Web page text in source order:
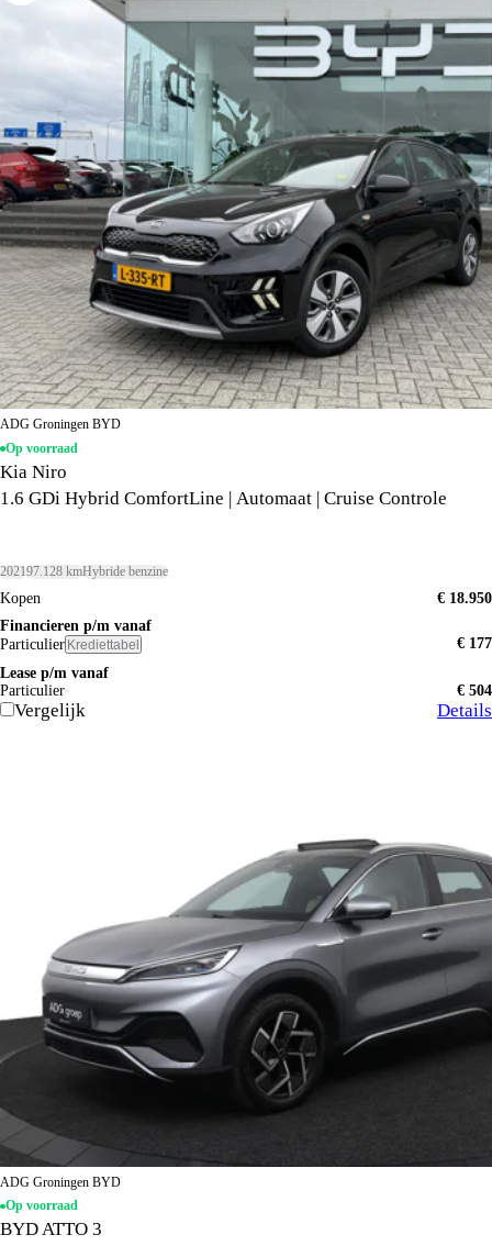
ADG Groningen BYD
Op voorraad
Kia Niro
1.6 GDi Hybrid ComfortLine | Automaat | Cruise Controle
202197.128 kmHybride benzine
Kopen
€ 18.950
Financieren p/m vanaf
Particulier Krediettabel
€ 177
Lease p/m vanaf
Particulier
€ 504
Vergelijk Details
ADG Groningen BYD
Op voorraad
BYD ATTO 3